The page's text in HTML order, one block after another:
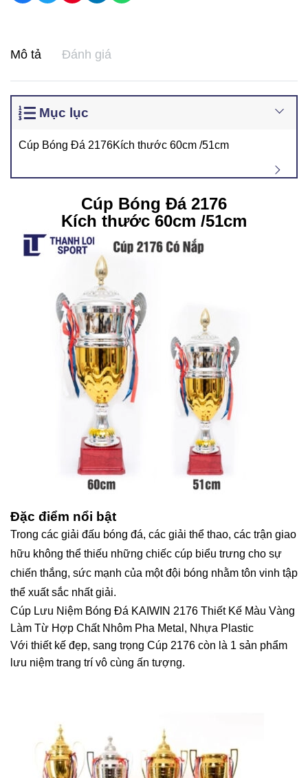
Mô tả Đánh giá
Mục lục
Cúp Bóng Đá 2176Kích thước 60cm /51cm
Cúp Bóng Đá 2176
Kích thước 60cm /51cm
Đặc điểm nổi bật
Trong các giải đấu bóng đá, các giải thể thao, các trận giao
hữu không thể thiếu những chiếc cúp biểu trưng cho sự
chiến thắng, sức mạnh của một đội bóng nhằm tôn vinh tập
thể xuất sắc nhất giải.
Cúp Lưu Niệm Bóng Đá KAIWIN 2176 Thiết Kế Màu Vàng
Làm Từ Hợp Chất Nhôm Pha Metal, Nhựa Plastic
Với thiết kế đẹp, sang trọng Cúp 2176 còn là 1 sản phẩm
lưu niệm trang trí vô cùng ấn tượng.